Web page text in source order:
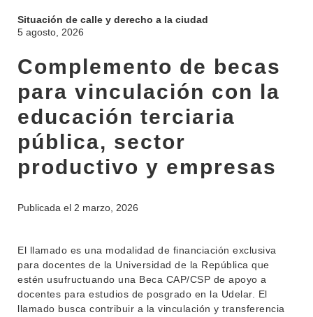
INSTITUCIONAL
DEPARTAMENTOS
INVESTIGACIÓN
EXTENSIÓN
OFERTA DE GRADO
EDUCACIÓN PERMANENTE
Situación de calle y derecho a la ciudad
5 agosto, 2026
Complemento de becas
para vinculación con la
educación terciaria
pública, sector
productivo y empresas
Publicada el 2 marzo, 2026
El llamado es una modalidad de financiación exclusiva
para docentes de la Universidad de la República que
estén usufructuando una Beca CAP/CSP de apoyo a
docentes para estudios de posgrado en la Udelar. El
llamado busca contribuir a la vinculación y transferencia